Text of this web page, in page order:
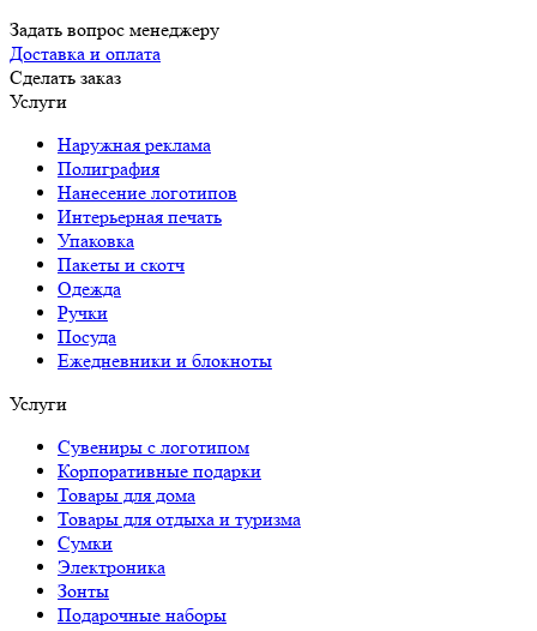
Задать вопрос менеджеру
Доставка и оплата
Сделать заказ
Услуги
Наружная реклама
Полиграфия
Нанесение логотипов
Интерьерная печать
Упаковка
Пакеты и скотч
Одежда
Ручки
Посуда
Ежедневники и блокноты
Услуги
Сувениры с логотипом
Корпоративные подарки
Товары для дома
Товары для отдыха и туризма
Сумки
Электроника
Зонты
Подарочные наборы